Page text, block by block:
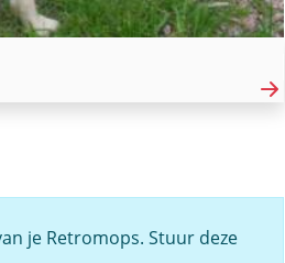
je Retromops. Stuur deze